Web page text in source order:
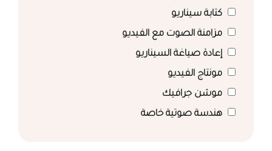
كتابة سيناريو
مزامنة الصوت مع الفيديو
إعادة صياغة السيناريو
مونتاج الفيديو
موشن جرافيك
هندسة صوتية خاصة